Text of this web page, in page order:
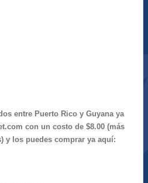
entre Puerto Rico y Guyana ya
con un costo de $8.00 (más
y los puedes comprar ya aquí: